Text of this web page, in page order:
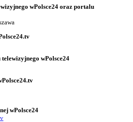
wPolsce24 oraz portalu
wPolsce24
wPolsce24